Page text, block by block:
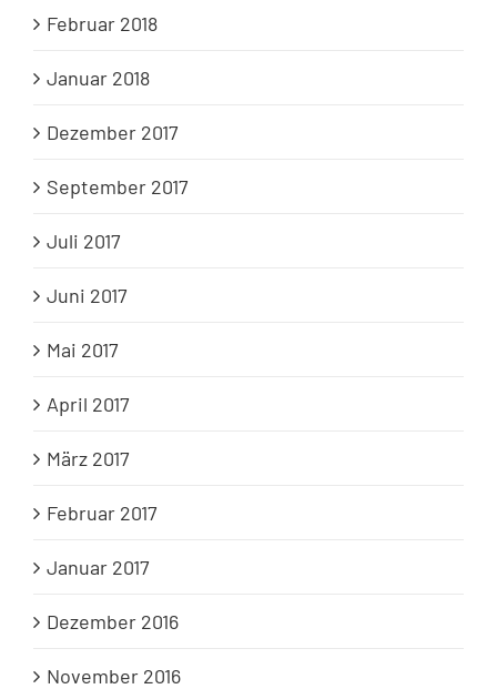
Februar 2018
Januar 2018
Dezember 2017
September 2017
Juli 2017
Juni 2017
Mai 2017
April 2017
März 2017
Februar 2017
Januar 2017
Dezember 2016
November 2016